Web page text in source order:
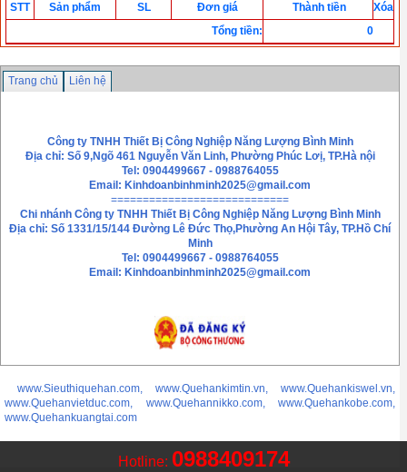
STT
Sản phẩm SL Đơn giá Thành tiền
Xóa
Tổng tiền: 0
0988409174
Trang chủ Liên hệ
Công ty TNHH Thiết Bị Công Nghiệp Năng Lượng Bình Minh
Địa chỉ: Số 9,Ngõ 461 Nguyễn Văn Linh, Phường Phúc Lơị, TP.Hà nội
Tel: 0904499667 - 0988764055
Email: Kinhdoanbinhminh2025@gmail.com
============================
Chi nhánh Công ty TNHH Thiết Bị Công Nghiệp Năng Lượng Bình Minh
Địa chỉ: Số 1331/15/144 Đường Lê Đức Thọ,Phường An Hội Tây, TP.Hồ Chí
Minh
Tel: 0904499667 - 0988764055
Email: Kinhdoanbinhminh2025@gmail.com
www.Sieuthiquehan.com, www.Quehankimtin.vn, www.Quehankiswel.vn,
www.Quehanvietduc.com, www.Quehannikko.com, www.Quehankobe.com,
www.Quehankuangtai.com